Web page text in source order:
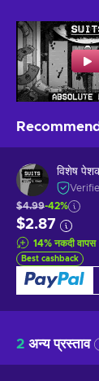
विशेष
$4.99-42%
$2.87
14% नकदी वापस
Best cashback
2 अन्य प्रस्ताव